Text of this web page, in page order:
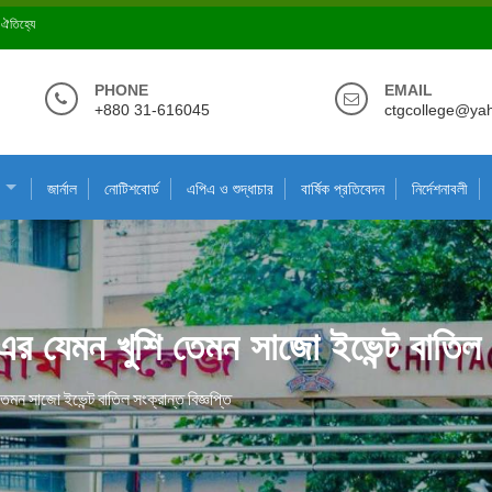
ঐতিহ্যে
PHONE
+880 31-616045
EMAIL
জার্নাল নোটিশবোর্ড এপিএ ও শুদ্ধাচার বার্ষিক প্রতিবেদন নির্দেশনাবলী
যেমন খুশি তেমন সাজো ইভেন্ট বাতিল
সাজো ইভেন্ট বাতিল সংক্রান্ত বিজ্ঞপ্তি